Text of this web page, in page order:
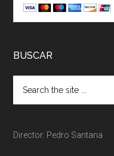
BUSCAR
Director: Pedro Santana